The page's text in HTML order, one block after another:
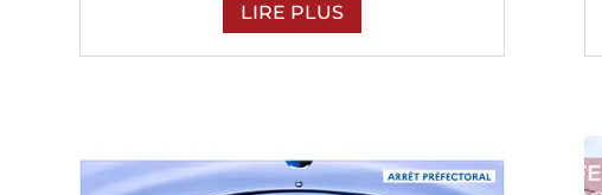
LIRE PLUS